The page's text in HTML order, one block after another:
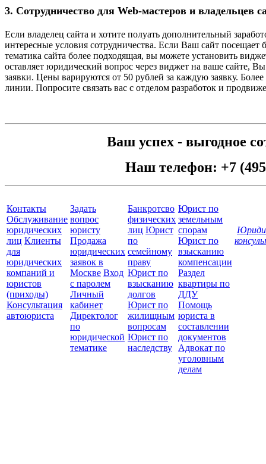
3. Сотрудничество для Web-мастеров и владельцев
Если владелец сайта и хотите полуать дополнительный
интересные условия сотрудничества. Если Ваш сайт
тематика сайта более подходящая, вы можете установить
оставляет юридический вопрос через виджет на ваше сайте,
заявки. Цены варируются от 50 рублей за каждую заявку.
линии. Попросите связать вас с отделом разработок и
Ваш успех - выгодное
Наш телефон: +7
Контакты
Обслуживание
юридических
лиц Клиенты
для
юридических
компаний и
юристов
(приходы)
Консультация
автоюриста
Задать
вопрос
юристу
Продажа
юридических
заявок в
Москве Вход
с паролем
Личный
кабинет
Директолог
по
юридической
тематике
Банкротсво
физических
лиц Юрист
по
семейному
праву
Юрист по
взысканию
долгов
Юрист по
жилищным
вопросам
Юрист по
наследству
Юрист по
земельным
спорам
Юрист по
взысканию
компенсации
Раздел
квартиры по
ДДУ
Помощь
юриста в
составлении
документов
Адвокат по
уголовным
делам